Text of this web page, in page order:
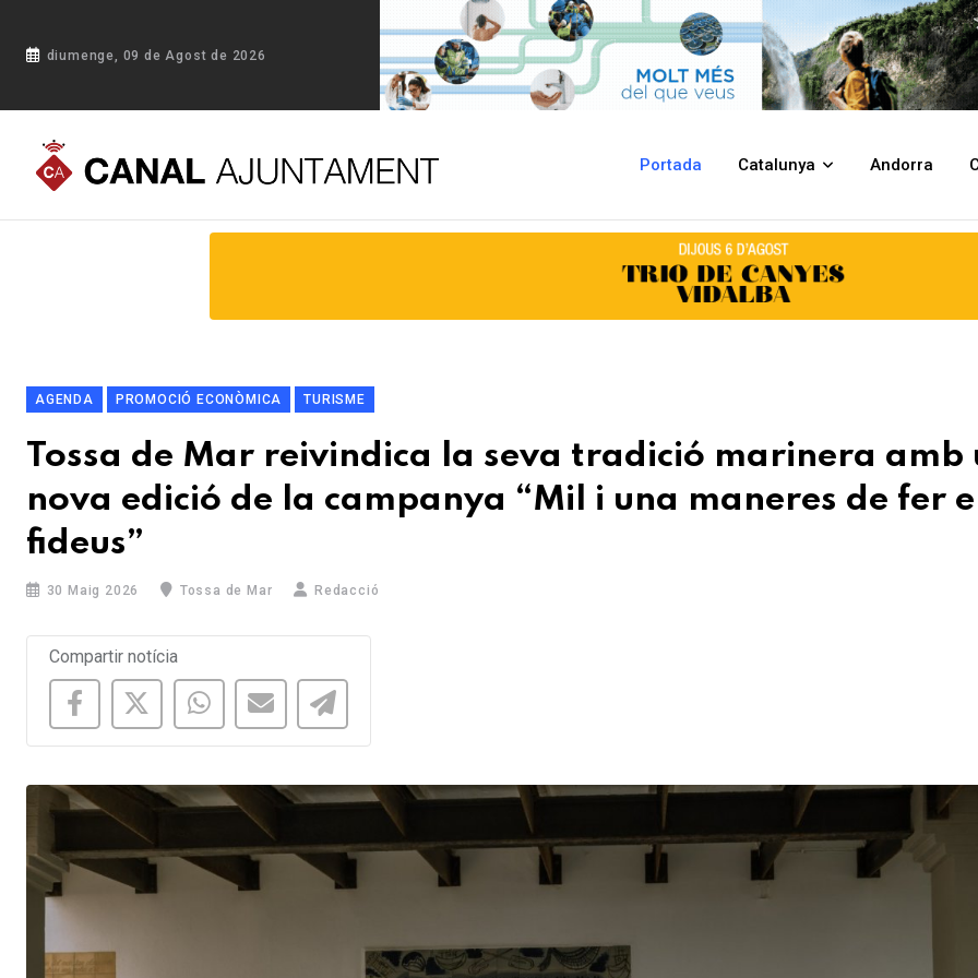
diumenge, 09 de Agost de 2026
Portada Catalunya Andorra
Portada Blog Tossa de Mar reivindica la seva tradició marinera amb una nova edició de la campanya “Mil i una maneres de fer els
AGENDA PROMOCIÓ ECONÒMICA TURISME
Tossa de Mar reivindica la seva tradició marinera amb
nova edició de la campanya “Mil i una maneres de fer
fideus”
30 Maig 2026 Tossa de Mar Redacció
Compartir notícia